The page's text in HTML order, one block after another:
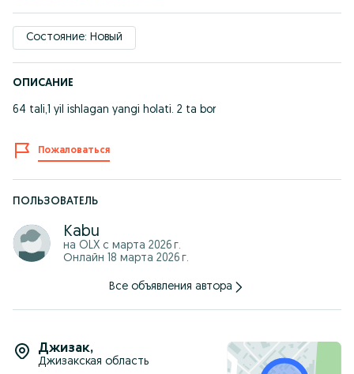
Состояние: Новый
ОПИСАНИЕ
64 tali,1 yil ishlagan yangi holati. 2 ta bor
Пожаловаться
ПОЛЬЗОВАТЕЛЬ
Kabu
на OLX с марта 2026 г.
Онлайн 18 марта 2026 г.
Все объявления автора
Джизак,
Джизакская область